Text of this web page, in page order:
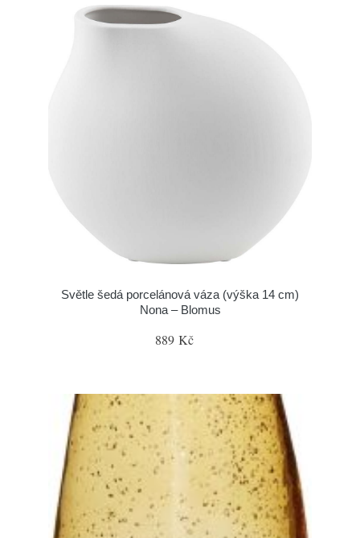
Světle šedá porcelánová váza (výška 14 cm)
Nona – Blomus
889 Kč